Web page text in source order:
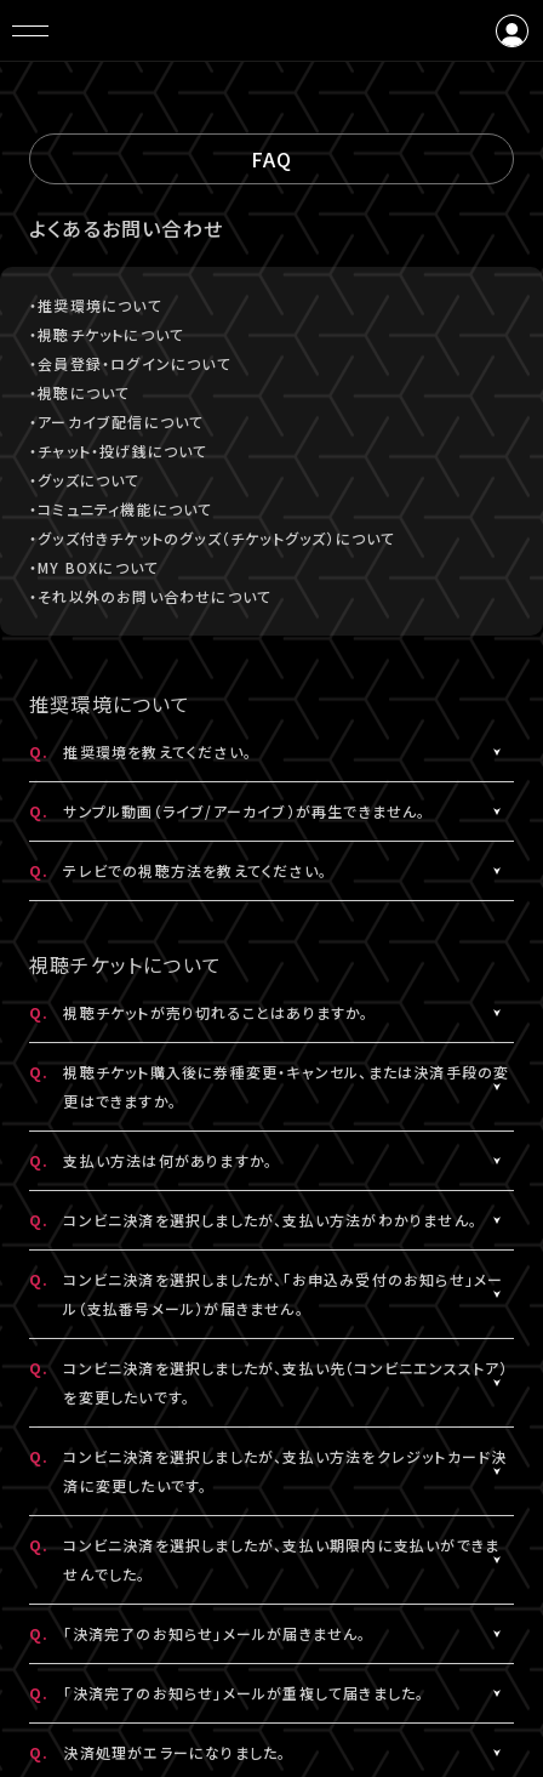
会員登録
FAQ
よくあるお問い合わせ
・推奨環境について
・視聴チケットについて
・会員登録・ログインについて
・視聴について
・アーカイブ配信について
・チャット・投げ銭について
・グッズについて
・コミュニティ機能について
・グッズ付きチケットのグッズ（チケットグッズ）について
・MY BOXについて
・それ以外のお問い合わせについて
推奨環境について
Q. 推奨環境を教えてください。
A. こちらより推奨環境をご確認ください。
Q. サンプル動画（ライブ/アーカイブ）が再生できません。
A. 推奨環境 をご確認ください。推奨環境でも再生できない場合はこち
らにお問い合わせください。
Q. テレビでの視聴方法を教えてください。
A. テレビでの視聴方法の⼀例を こちら
でご紹介しております。
テレビ視聴は、当サービスの推奨環境ではありません。
参考にされる際は、あくまで推奨環境ではないことをご理解・ご了
承のうえ、事前にテスト視聴をお試しください。
※テレビでのご視聴中に生じた不具合に関しては、当サービスは
一切の責任を負いかねます。
※テレビ等での視聴をご希望の場合は、サンプル動画視聴ページ
でサンプル動画の映像と音声が正常に再生できることをご確認の
うえ、ご自身の判断で視聴チケットのご購入をご検討ください。
視聴チケットについて
Q. 視聴チケットが売り切れることはありますか。
原則、視聴チケットの売り切れはございません。ただし公演・券種に
よっては枚数に限りがある場合がございます。
詳細はチケット販売ページでご確認ください。
Q.
視聴チケット購入後に券種変更・キャンセル、または決済手段の変
更はできますか。
A.
一度決済を完了された視聴チケットの券種変更・キャンセルは一切
お受けできません。
※クレジットカード決済の場合、即時決済となります。
※コンビニ決済の場合、お支払いがお済みでない場合のみ、券種
変更・キャンセルが可能です。
Q. 支払い方法は何がありますか。
クレジットカード決済、コンビニ決済がご利用いただけます。
決済の明細には「LIVESHIP」と表示されます。
Q. コンビニ決済を選択しましたが、支払い方法がわかりません。
A. コンビニ決済の支払い方法は、下記よりご確認ください。
■コンビニ決済支払い方法（手順4以降）
□ローソン・ミニストップ
https://www.sbpayment.jp/support/how_to_pay/cvs/
□ファミリーマート
https://www.sbpayment.jp/support/how_to_pay/cvs/
□セイコーマート
https://www.sbpayment.jp/support/how_to_pay/cvs/
Q.
コンビニ決済を選択しましたが、「お申込み受付のお知らせ」メー
ル（支払番号メール）が届きません。
A.
コンビニ決済を選択された場合、「お申込み受付のお知らせ」メー
ル（支払番号メール）は、視聴チケット販売ページでご入力いただ
いたA!-ID（メールアドレス）宛に【@liveship.tokyo】ドメインから
配信しております。
“迷惑メール”として自動振り分け・受信拒否されていないかご確
認ください。
支払番号は、「マイページ」内「チケット購入情報」にも記載されて
おりますので、メールが未着の場合は上記をご確認のうえ、期限内
にお手続きください。
「マイページ」に記載がない場合や、支払期限を超過した場合は、
再度、チケット販売ページより、お手続きをお願いいたします。
Q.
コンビニ決済を選択しましたが、支払い先（コンビニエンスストア）
を変更したいです。
コンビニ決済の支払先（コンビニエンスストア）を変更する場合は、
「マイページ」内「チケット購入情報」より、支払先を変更したいチケ
ットを選択。
「支払い方法・コンビニの変更」から、「コンビニ決済をキャンセル」
を押してください。
コンビニ決済のキャンセル後、再度「マイページ」内「チケット購入
情報」にアクセスいただくと、「新たに手続きする」というボタンが
表示されます。
こちらより、改めてお手続きください。
※コンビニ決済のキャンセルには、15分ほどお時間がかかります。
※「決済取消中」のアイコンが表示されている間はお手続きができ
Q.
コンビニ決済を選択しましたが、支払い方法をクレジットカード決
済に変更したいです。
A.
コンビニ決済未入金の場合は、支払い方法をクレジットカード決済
に変更していただけます。
「マイページ」内「チケット購入情報」より、支払方法を変更したいチ
ケットを選択。
「支払い方法・コンビニの変更」から、「コンビニ決済をキャンセル」
を押してください。
コンビニ決済のキャンセル後、再度「マイページ」内「チケット購入
情報」にアクセスいただくと、「新たに手続きする」というボタンが
表示されます。
Q.
コンビニ決済を選択しましたが、支払い期限内に支払いができま
せんでした。
支払い期限を過ぎてしまった場合は、再度、チケット販売ページか
らご購入手続きをお願いします。
Q. 「決済完了のお知らせ」メールが届きません。
A.
「決済完了のお知らせ」メールは、チケットご購入時にLIVESHIPに
ご登録いただいたA!-ID（メールアドレス）宛に
【@liveship.tokyo】ドメインから配信しております。
“迷惑メール”として自動振り分け・受信拒否されていないかご確
Q. 「決済完了のお知らせ」メールが重複して届きました。
A.
「決済完了のお知らせ」メールが2通以上届いた場合、誤ってチケッ
トを重複してご購入されている可能性がございます。
Q. 決済処理がエラーになりました。